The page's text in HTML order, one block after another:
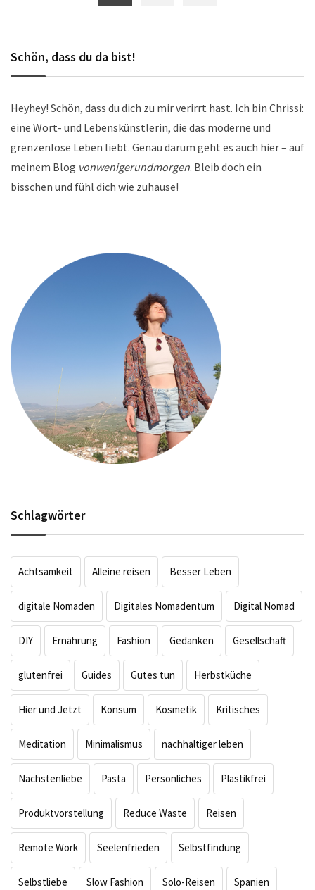
Schön, dass du da bist!
Heyhey! Schön, dass du dich zu mir verirrt hast. Ich bin Chrissi:
eine Wort- und Lebenskünstlerin, die das moderne und
grenzenlose Leben liebt. Genau darum geht es auch hier – auf
meinem Blog vonwenigerundmorgen. Bleib doch ein
bisschen und fühl dich wie zuhause!
Schlagwörter
Achtsamkeit Alleine reisen Besser Leben
digitale Nomaden Digitales Nomadentum Digital Nomad
DIY Ernährung Fashion Gedanken Gesellschaft
glutenfrei Guides Gutes tun Herbstküche
Hier und Jetzt Konsum Kosmetik Kritisches
Meditation Minimalismus nachhaltiger leben
Nächstenliebe Pasta Persönliches Plastikfrei
Produktvorstellung Reduce Waste Reisen
Remote Work Seelenfrieden Selbstfindung
Selbstliebe Slow Fashion Solo-Reisen Spanien